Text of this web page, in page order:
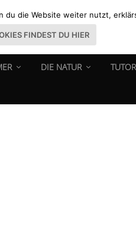
DIE NATUR
du die Website weiter nutzt,
FINDEST DU HIER